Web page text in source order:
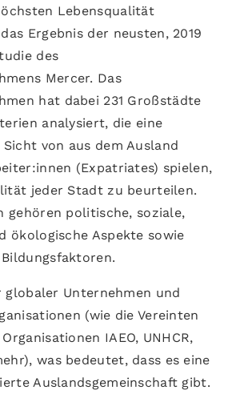
Lebensqualität
Ergebnis der neusten, 2019
des
Mercer. Das
hat dabei 231 Großstädte
analysiert, die eine
von aus dem Ausland
(Expatriates) spielen,
jeder Stadt zu beurteilen.
gehören politische, soziale,
ökologische Aspekte sowie
globaler Unternehmen und
(wie die Vereinten
IAEO, UNHCR,
was bedeutet, dass es eine
Auslandsgemeinschaft gibt.